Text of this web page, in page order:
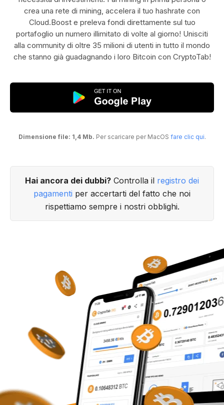
crea una rete di mining, accelera il tuo hashrate con
Cloud.Boost e preleva fondi direttamente sul tuo
portafoglio un numero illimitato di volte al giorno! Unisciti
alla community di oltre 35 milioni di utenti in tutto il mondo
che stanno già guadagnando i loro Bitcoin con CryptoTab!
Dimensione file: 1,4 Mb. Per scaricare per MacOS fare clic qui.
Hai ancora dei dubbi? Controlla il registro dei
pagamenti per accertarti del fatto che noi
rispettiamo sempre i nostri obblighi.